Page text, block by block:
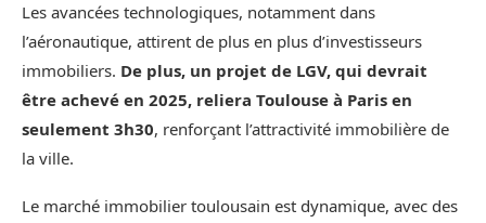
Les avancées technologiques, notamment dans
l’aéronautique, attirent de plus en plus d’investisseurs
immobiliers. De plus, un projet de LGV, qui devrait
être achevé en 2025, reliera Toulouse à Paris en
seulement 3h30, renforçant l’attractivité immobilière de
la ville.
Le marché immobilier toulousain est dynamique, avec des